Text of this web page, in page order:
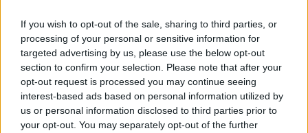
If you wish to opt-out of the sale, sharing to third parties, or
processing of your personal or sensitive information for
targeted advertising by us, please use the below opt-out
section to confirm your selection. Please note that after your
opt-out request is processed you may continue seeing
interest-based ads based on personal information utilized by
us or personal information disclosed to third parties prior to
your opt-out. You may separately opt-out of the further
Ακολουθήστε τοnotospress.grστο Google News και
μάθετε πρώτοιόλες τις ειδήσεις
TAGS:
ΠΟΛΙΤΙΣΤΙΚΟ ΙΔΡΥΜΑ ΟΜΙΛΟΥ ΠΕΙΡΑΙΩΣ